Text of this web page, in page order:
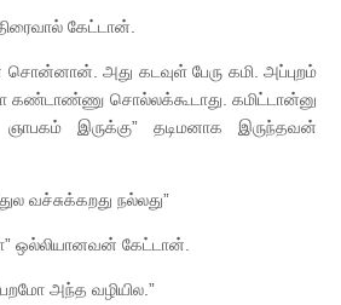
கேட்டான்.
சொன்னான். அது கடவுள் பேரு கமி. அப்புறம்
கண்டாண்ணு சொல்லக்கூடாது. கமிட்டான்னு
ஞாபகம் இருக்கு” தடிமனாக இருந்தவன்
வச்சுக்கறது நல்லது”
ஒல்லியானவன் கேட்டான்.
அந்த வழியில.”